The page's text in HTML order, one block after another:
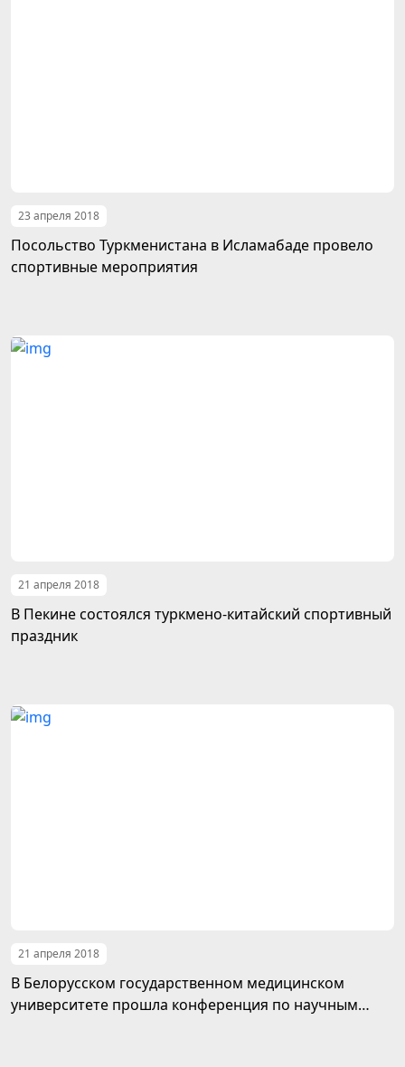
23 апреля 2018
Посольство Туркменистана в Исламабаде провело
спортивные мероприятия
21 апреля 2018
В Пекине состоялся туркмено-китайский спортивный
праздник
21 апреля 2018
В Белорусском государственном медицинском
университете прошла конференция по научным